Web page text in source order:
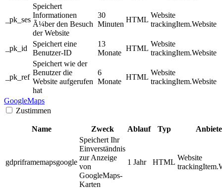
_pk_ses
Speichert
Informationen
Ã¼ber den Besuch
der Website
30
Minuten
HTML
Website
trackingItem.Website
_pk_id
Speichert eine
Benutzer-ID
13
Monate
HTML
Website
trackingItem.Website
_pk_ref
Speichert wie der
Benutzer die
Website aufgerufen
hat
6
Monate
HTML
Website
trackingItem.Website
GoogleMaps
Zustimmen
Name Zweck Ablauf Typ
gdpriframemapsgoogle
Speichert Ihr
Einverständnis
zur Anzeige
von
GoogleMaps-
Karten
1 Jahr HTML
Website